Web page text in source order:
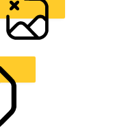
HIDE IMAGES